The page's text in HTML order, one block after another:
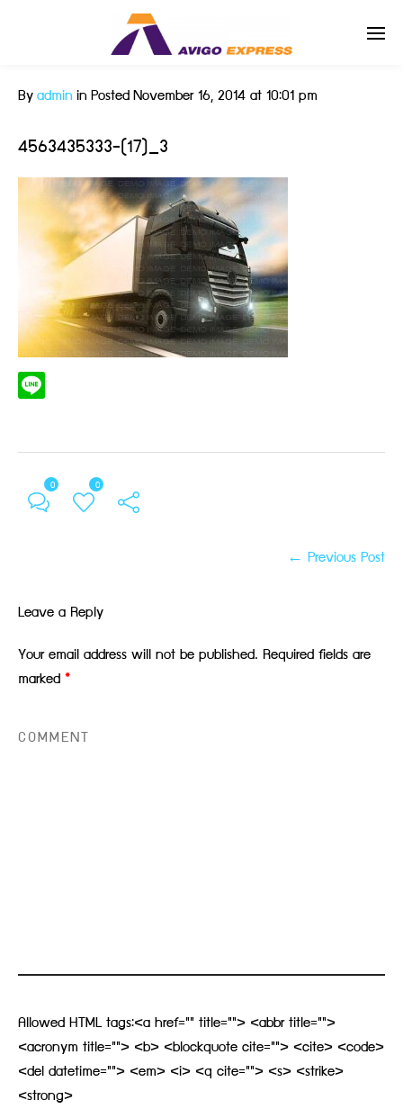
ByadmininPostedNovember 16, 2014 at 10:01 pm
4563435333-(17)_3
0 0
← Previous Post
Leave a Reply
Your email address will not be published. Required fields are
marked*
Allowed HTML tags:<a href="" title=""> <abbr title="">
<acronym title=""> <b> <blockquote cite=""> <cite> <code>
<del datetime=""> <em> <i> <q cite=""> <s> <strike>
<strong>